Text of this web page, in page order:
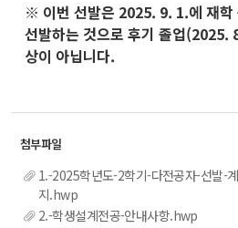
※ 이번 선발은 2025. 9. 1.에 재학
선발하는 것으로 후기 졸업(2025.
상이 아닙니다.
1.-2025학년도-2학기-다전공자-선발-
지.hwp
2.-학생설계전공-안내사항.hwp